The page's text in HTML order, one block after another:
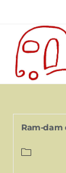
Ram-dam